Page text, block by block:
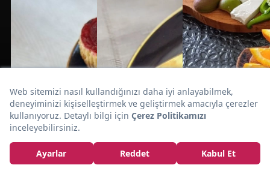
Lokum Gibi:Sebzeli
Özbek Pilavı Tarifi